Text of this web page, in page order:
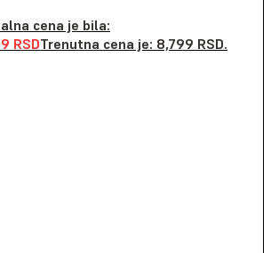
cena je bila:
RSDTrenutna cena je: 8,799 RSD.